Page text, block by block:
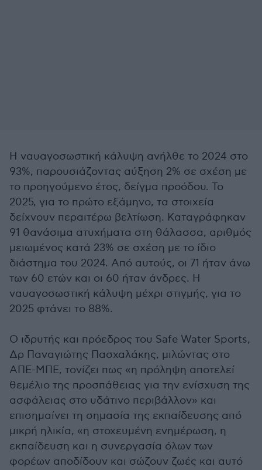
Η ναυαγοσωστική κάλυψη ανήλθε το 2024 στο
93%, παρουσιάζοντας αύξηση 2% σε σχέση με
το προηγούμενο έτος, δείγμα προόδου. Το
2025, για το πρώτο εξάμηνο, τα στοιχεία
δείχνουν περαιτέρω βελτίωση. Καταγράφηκαν
91 θανάσιμα ατυχήματα στη θάλασσα, αριθμός
μειωμένος κατά 23% σε σχέση με το ίδιο
διάστημα του 2024. Από αυτούς, οι 71 ήταν άνω
των 60 ετών και οι 60 ήταν άνδρες. Η
ναυαγοσωστική κάλυψη μέχρι στιγμής, για το
2025 φτάνει το 88%.
Ο ιδρυτής και πρόεδρος του Safe Water Sports,
Δρ Παναγιώτης Πασχαλάκης, μιλώντας στο
ΑΠΕ-ΜΠΕ, τονίζει πως «η πρόληψη αποτελεί
θεμέλιο της προσπάθειας για την ενίσχυση της
ασφάλειας στο υδάτινο περιβάλλον» και
επισημαίνει τη σημασία της εκπαίδευσης από
μικρή ηλικία, «η στοχευμένη ενημέρωση, η
εκπαίδευση και η συνεργασία όλων των
φορέων αποδίδουν και σώζουν ζωές και αυτό